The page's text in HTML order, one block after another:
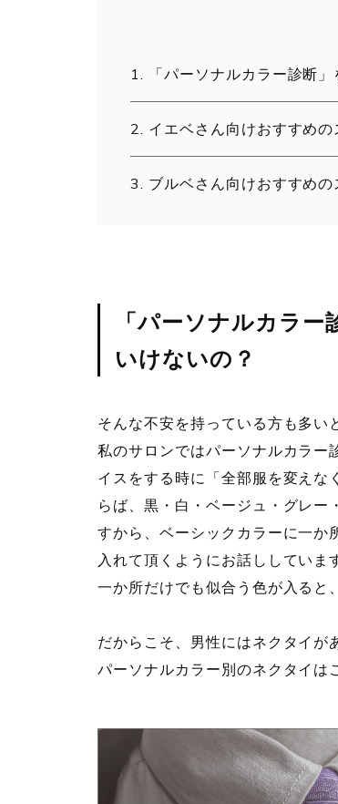
「パーソナルカラー診断
イエベさん向けおすすめの
ブルベさん向けおすすめの
「パーソナルカラ
いけないの？
そんな不安を持っている方も多い
私のサロンではパーソナルカラー
イスをする時に「全部服を変えな
らば、黒・白・ベージュ・グレー
すから、ベーシックカラーに一か
入れて頂くようにお話ししていま
一か所だけでも似合う色が入ると
だからこそ、男性にはネクタイが
パーソナルカラー別のネクタイは